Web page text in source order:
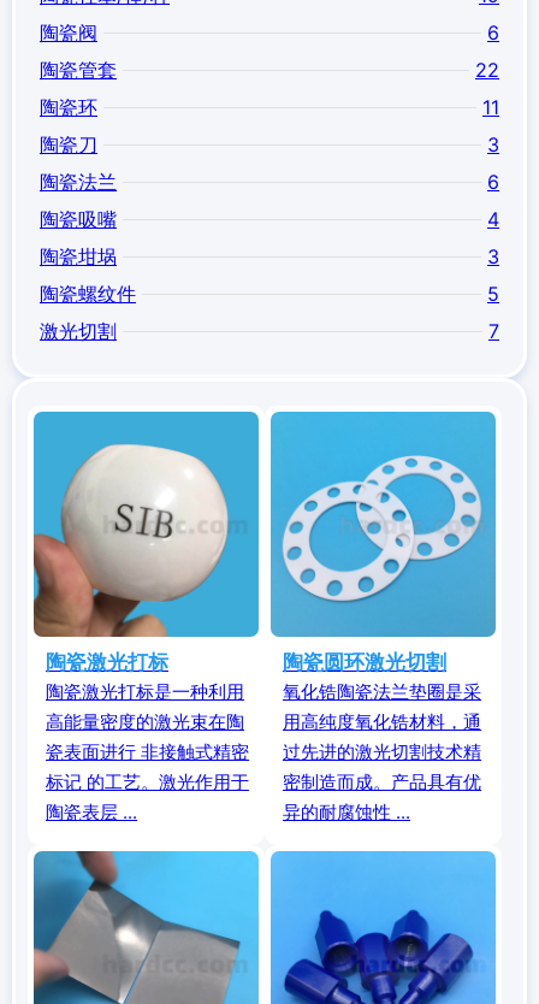
陶瓷阀
6
陶瓷管套
22
陶瓷环
11
陶瓷刀
3
陶瓷法兰
6
陶瓷吸嘴
4
陶瓷坩埚
3
陶瓷螺纹件
5
激光切割
7
陶瓷激光打标
陶瓷激光打标是一种利用
高能量密度的激光束在陶
瓷表面进行 非接触式精密
标记 的工艺。激光作用于
陶瓷表层 ...
陶瓷圆环激光切割
氧化锆陶瓷法兰垫圈是采
用高纯度氧化锆材料，通
过先进的激光切割技术精
密制造而成。产品具有优
异的耐腐蚀性 ...